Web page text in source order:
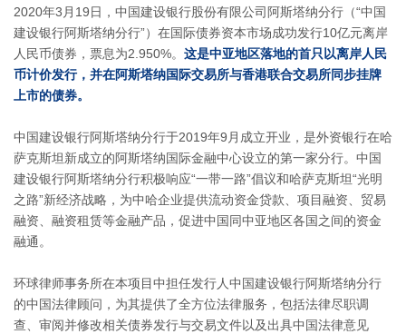
2020年3月19日，中国建设银行股份有限公司阿斯塔纳分行（“中国
建设银行阿斯塔纳分行”）在国际债券资本市场成功发行10亿元离岸
人民币债券，票息为2.950%。 这是中亚地区落地的首只以离岸人民
币计价发行，并在阿斯塔纳国际交易所与香港联合交易所同步挂牌
上市的债券。
中国建设银行阿斯塔纳分行于2019年9月成立开业，是外资银行在哈
萨克斯坦新成立的阿斯塔纳国际金融中心设立的第一家分行。中国
建设银行阿斯塔纳分行积极响应“一带一路”倡议和哈萨克斯坦“光明
之路”新经济战略，为中哈企业提供流动资金贷款、项目融资、贸易
融资、融资租赁等金融产品，促进中国同中亚地区各国之间的资金
融通。
环球律师事务所在本项目中担任发行人中国建设银行阿斯塔纳分行
的中国法律顾问，为其提供了全方位法律服务，包括法律尽职调
查、审阅并修改相关债券发行与交易文件以及出具中国法律意见